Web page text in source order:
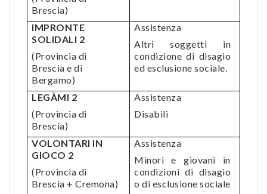
Brescia)
IMPRONTE
SOLIDALI 2
(Provincia di
Brescia e di
Bergamo)
Assistenza
Altri soggetti in
condizione di disagio
ed esclusione sociale.
LEGÀMI 2
(Provincia di
Brescia)
Assistenza
Disabili
VOLONTARI IN
GIOCO 2
(Provincia di
Brescia + Cremona)
Assistenza
Minori e giovani in
condizioni di disagio
o di esclusione sociale